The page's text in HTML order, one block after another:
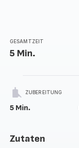
GESAMTZEIT
5 Min.
ZUBEREITUNG
5 Min.
Zutaten